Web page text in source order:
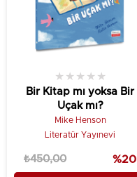
Bir Kitap mı yoksa Bir
Uçak mı?
★ ★ ★ ★ ★
Mike Henson
Literatür Yayınevi
₺450,00 %20